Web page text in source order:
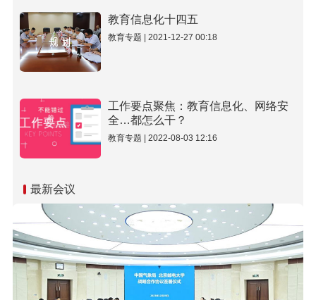
教育信息化十四五
教育专题 | 2021-12-27 00:18
工作要点聚焦：教育信息化、网络安
全…都怎么干？
教育专题 | 2022-08-03 12:16
最新会议